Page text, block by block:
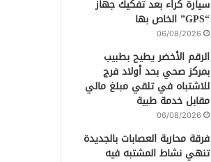
سيارة كراء بعد تفكيك جهاز
“GPS” الخاص بها
06/08/2026
الرقم الأخضر يطيح بطبيب
بمركز صحي بحد أولاد فرج
للاشتباه في تلقي مبلغ مالي
مقابل خدمة طبية
06/08/2026
فرقة محاربة العصابات بالجديدة
تنهي نشاط المشتبه فيه